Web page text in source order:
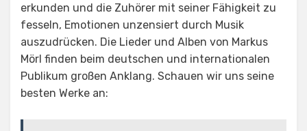
erkunden und die Zuhörer mit seiner Fähigkeit zu
fesseln, Emotionen unzensiert durch Musik
auszudrücken. Die Lieder und Alben von Markus
Mörl finden beim deutschen und internationalen
Publikum großen Anklang. Schauen wir uns seine
besten Werke an: